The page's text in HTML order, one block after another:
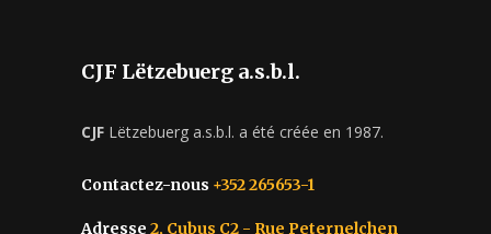
CJF Lëtzebuerg a.s.b.l.
CJF Lëtzebuerg a.s.b.l. a été créée en 1987.
Contactez-nous +352 265653-1
Adresse 2, Cubus C2 - Rue Peternelchen